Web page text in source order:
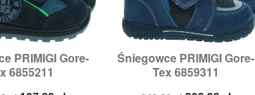
PRIMIGI Gore-
6855211
podgląd
26
Śniegowce PRIMIGI Gore-
Tex 6859311
Szybki podgląd
Rozmiary:26